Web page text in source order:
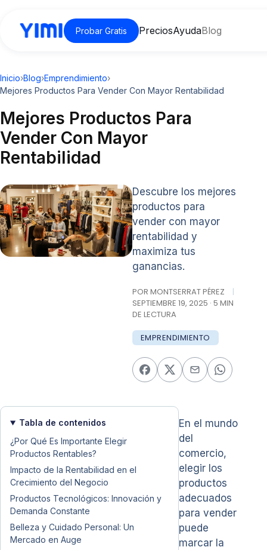
Probar Gratis PreciosAyudaBlog
Inicio›Blog›Emprendimiento›
Mejores Productos Para Vender Con Mayor Rentabilidad
Mejores Productos Para
Vender Con Mayor
Rentabilidad
Descubre los mejores
productos para
vender con mayor
rentabilidad y
maximiza tus
ganancias.
POR MONTSERRAT PÉREZ
|
SEPTIEMBRE 19, 2025 · 5 MIN
DE LECTURA
EMPRENDIMIENTO
Tabla de contenidos
¿Por Qué Es Importante Elegir
Productos Rentables?
Impacto de la Rentabilidad en el
Crecimiento del Negocio
Productos Tecnológicos: Innovación y
Demanda Constante
Belleza y Cuidado Personal: Un
Mercado en Auge
En el mundo
del
comercio,
elegir los
productos
adecuados
para vender
puede
marcar la